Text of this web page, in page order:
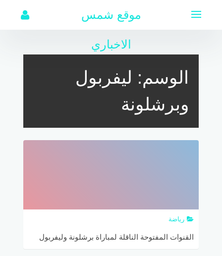
موقع شمس
الاخباري
الوسم: ليفربول
وبرشلونة
رياضة
القنوات المفتوحة الناقلة لمباراة برشلونة وليفربول